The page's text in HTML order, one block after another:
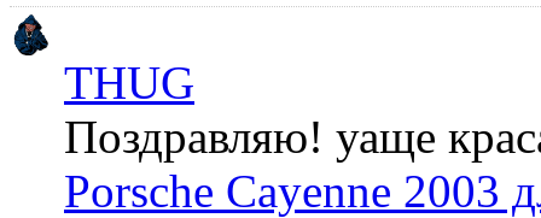
THUG
Поздравляю! уаще
Porsche Cayenne 2003